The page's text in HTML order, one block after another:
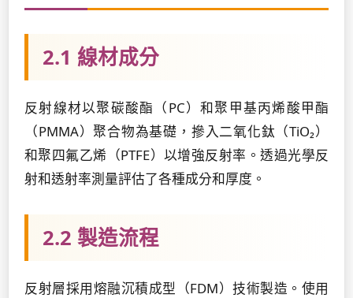
2.1 線材成分
反射線材以聚碳酸酯（PC）和聚甲基丙烯酸甲酯
（PMMA）聚合物為基礎，摻入二氧化鈦（TiO₂）
和聚四氟乙烯（PTFE）以增強反射率。透過光學反
射和透射率測量評估了各種成分和厚度。
2.2 製造流程
反射層採用熔融沉積成型（FDM）技術製造。使用